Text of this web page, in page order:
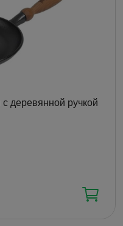
деревянной ручкой